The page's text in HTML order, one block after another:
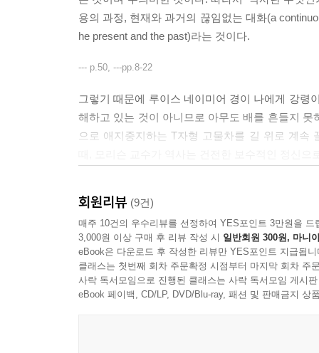
용의 과정, 현재와 과거의 끊임없는 대화(a
he present and the past)라는 것이다.
--- p.50, ---pp.8-22
그렇기 때문에 루이스 네이미어 경이 나에게 강령
해하고 있는 것이 아니므로 아무도 배를 흔들지
으로 애지중지하는 T자형 고물차를 길 위로 계속
--- p.230
그러나 나를 가장 불안하게 만드는 것은 영어사용
이 아니라, 끊임없이 움직이는 세계에 대한 그 충
면 우리 주변에서 진행되는 변화에 관한 피상적인
회원리뷰 (9건)
매주 10건의 우수리뷰를 선정하여 YES포인트 3만원을 드
3,000원 이상 구매 후 리뷰 작성 시 일반회원 300원, 마니
eBook은 다운로드 후 작성한 리뷰만 YES포인트 지급됩니
클래스는 첫번째 회차 주문확정 시점부터 마지막 회차 주
사락 독서모임으로 진행된 클래스는 사락 독서모임 게시
eBook 페이백, CD/LP, DVD/Blu-ray, 패션 및 판매금지 상